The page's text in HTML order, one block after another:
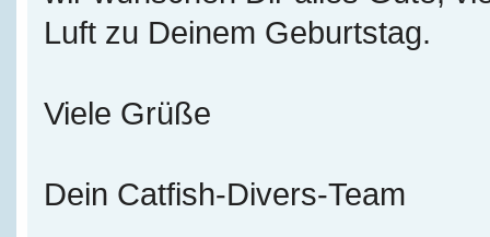
Luft zu Deinem Geburtstag.
Viele Grüße
Dein Catfish-Divers-Team